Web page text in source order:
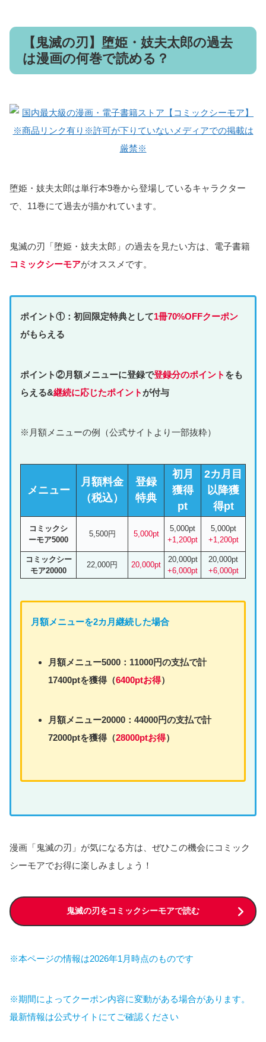
【鬼滅の刃】堕姫・妓夫太郎の過去
は漫画の何巻で読める？
堕姫・妓夫太郎は単行本9巻から登場しているキャラクター
で、11巻にて過去が描かれています。
鬼滅の刃「堕姫・妓夫太郎」の過去を見たい方は、電子書籍
コミックシーモアがオススメです。
ポイント①：初回限定特典として1冊70%OFFクーポン
がもらえる
ポイント②月額メニューに登録で登録分のポイント をも
らえる&継続に応じたポイントが付与
※月額メニューの例（公式サイトより一部抜粋）
メニュー
月額料金
（税込）
登録
特典
初月
獲得
pt
2カ月目
以降獲
得pt
コミックシ
ーモア5000
5,500円 5,000pt
5,000pt
+1,200pt
5,000pt
+1,200pt
コミックシー
モア20000
22,000円 20,000pt
20,000pt
+6,000pt
20,000pt
+6,000pt
月額メニューを2カ月継続した場合
月額メニュー5000：11000円の支払で計
17400ptを獲得（6400ptお得）
月額メニュー20000：44000円の支払で計
72000ptを獲得（28000ptお得）
漫画「鬼滅の刃」が気になる方は、ぜひこの機会にコミック
シーモアでお得に楽しみましょう！
鬼滅の刃をコミックシーモアで読む
※本ページの情報は2026年1月時点のものです
※期間によってクーポン内容に変動がある場合があります。
最新情報は公式サイトにてご確認ください